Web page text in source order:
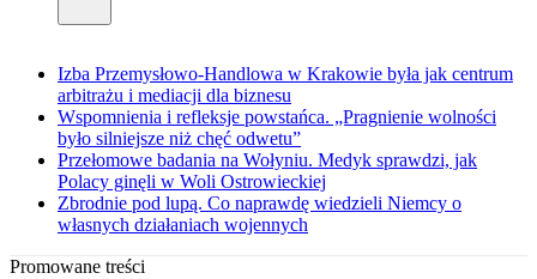
Izba Przemysłowo-Handlowa w Krakowie była jak centrum
arbitrażu i mediacji dla biznesu
Wspomnienia i refleksje powstańca. „Pragnienie wolności
było silniejsze niż chęć odwetu”
Przełomowe badania na Wołyniu. Medyk sprawdzi, jak
Polacy ginęli w Woli Ostrowieckiej
Zbrodnie pod lupą. Co naprawdę wiedzieli Niemcy o
własnych działaniach wojennych
Promowane treści